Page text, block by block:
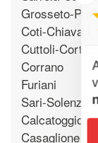
Grosseto-
Coti-Chiavari
Cuttoli-
Corrano
Furiani
Sari-
Calcatoggio
Casaglione